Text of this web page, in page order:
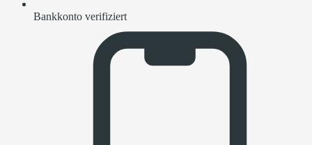
Bankkonto verifiziert